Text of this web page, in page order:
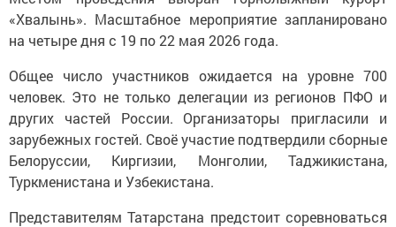
«Хвалынь». Масштабное мероприятие запланировано
на четыре дня с 19 по 22 мая 2026 года.
Общее число участников ожидается на уровне 700
человек. Это не только делегации из регионов ПФО и
других частей России. Организаторы пригласили и
зарубежных гостей. Своё участие подтвердили сборные
Белоруссии, Киргизии, Монголии, Таджикистана,
Туркменистана и Узбекистана.
Представителям Татарстана предстоит соревноваться